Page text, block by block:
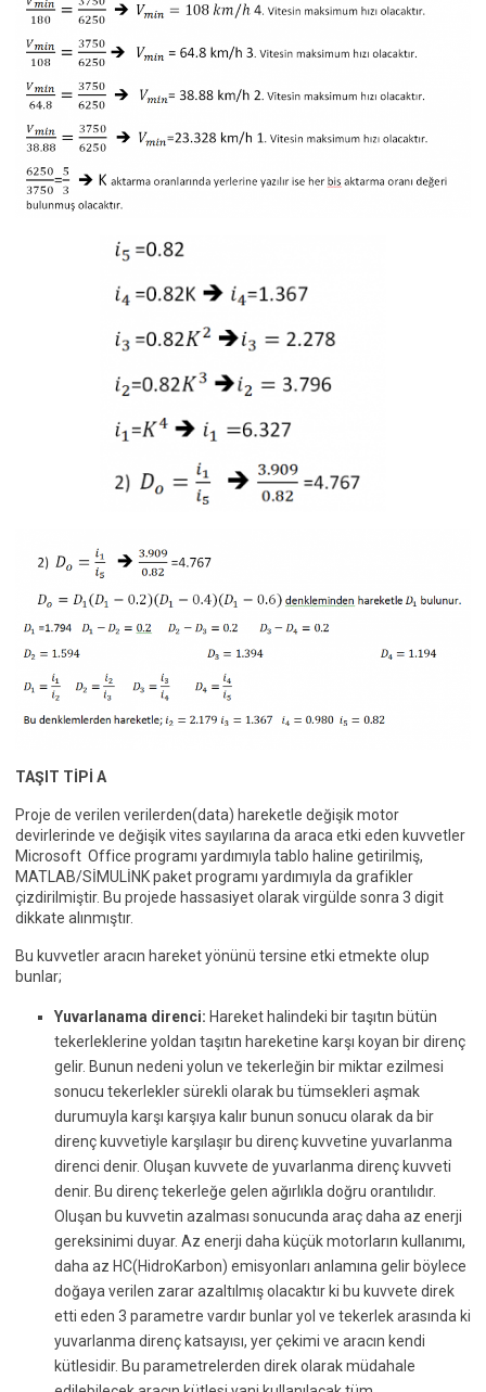
TAŞIT TİPİ A
Proje de verilen verilerden(data) hareketle değişik motor
devirlerinde ve değişik vites sayılarına da araca etki eden kuvvetler
Microsoft Office programı yardımıyla tablo haline getirilmiş,
MATLAB/SİMULİNK paket programı yardımıyla da grafikler
çizdirilmiştir. Bu projede hassasiyet olarak virgülde sonra 3 digit
dikkate alınmıştır.
Bu kuvvetler aracın hareket yönünü tersine etki etmekte olup
bunlar;
Yuvarlanama direnci: Hareket halindeki bir taşıtın bütün
tekerleklerine yoldan taşıtın hareketine karşı koyan bir direnç
gelir. Bunun nedeni yolun ve tekerleğin bir miktar ezilmesi
sonucu tekerlekler sürekli olarak bu tümsekleri aşmak
durumuyla karşı karşıya kalır bunun sonucu olarak da bir
direnç kuvvetiyle karşılaşır bu direnç kuvvetine yuvarlanma
direnci denir. Oluşan kuvvete de yuvarlanma direnç kuvveti
denir. Bu direnç tekerleğe gelen ağırlıkla doğru orantılıdır.
Oluşan bu kuvvetin azalması sonucunda araç daha az enerji
gereksinimi duyar. Az enerji daha küçük motorların kullanımı,
daha az HC(HidroKarbon) emisyonları anlamına gelir böylece
doğaya verilen zarar azaltılmış olacaktır ki bu kuvvete direk
etti eden 3 parametre vardır bunlar yol ve tekerlek arasında ki
yuvarlanma direnç katsayısı, yer çekimi ve aracın kendi
kütlesidir. Bu parametrelerden direk olarak müdahale